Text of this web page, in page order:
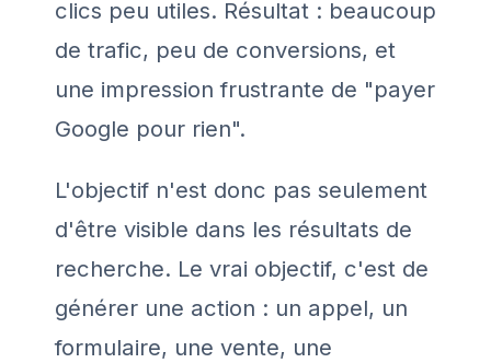
clics peu utiles. Résultat : beaucoup
de trafic, peu de conversions, et
une impression frustrante de "payer
Google pour rien".
L'objectif n'est donc pas seulement
d'être visible dans les résultats de
recherche. Le vrai objectif, c'est de
générer une action : un appel, un
formulaire, une vente, une